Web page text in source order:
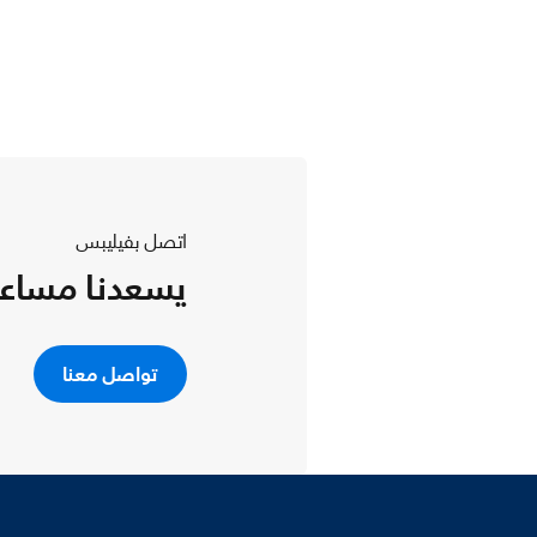
اتصل بفيليبس
يسعدنا
تواصل معنا